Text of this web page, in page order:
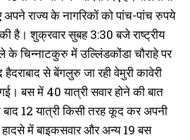
अपने राज्य के नागरिकाें काे पांच-पांच रुपये
है। शुक्रवार सुबह 3:30 बजे राष्ट्रीय
के चिन्नाटकुरु में उल्लिंडकोंडा चौराहे पर
से बेंगलुरु जा रही वेमुरी कावेरी
बस में 40 यात्री सवार हाेने की बात
12 यात्री किसी तरह कूद कर अपनी
में बाइकसवार और अन्य 19 बस